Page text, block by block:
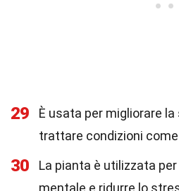
29
È usata per migliorare
trattare condizioni
30
La pianta è utilizzata
mentale e ridurre lo